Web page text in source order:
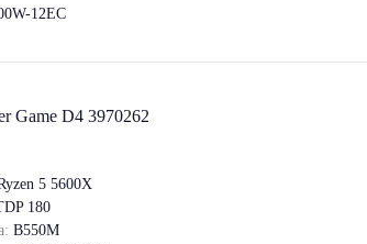
12EC
Game D4 3970262
5 5600X
180
B550M